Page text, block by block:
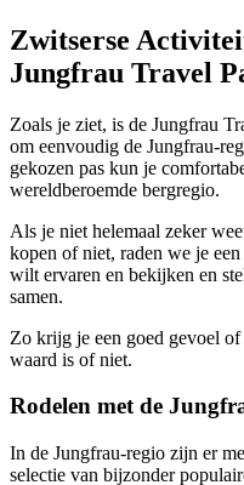
Zwitserse
Jungfrau Travel
Zoals je ziet, is de Jungfrau
om eenvoudig de Jungfrau-
gekozen pas kun je
wereldberoemde bergregio.
Als je niet helemaal zeker
kopen of niet, raden we je
wilt ervaren en bekijken en
samen.
Zo krijg je een goed gevoel
waard is of niet.
Rodelen met de
In de Jungfrau-regio zijn er
selectie van bijzonder